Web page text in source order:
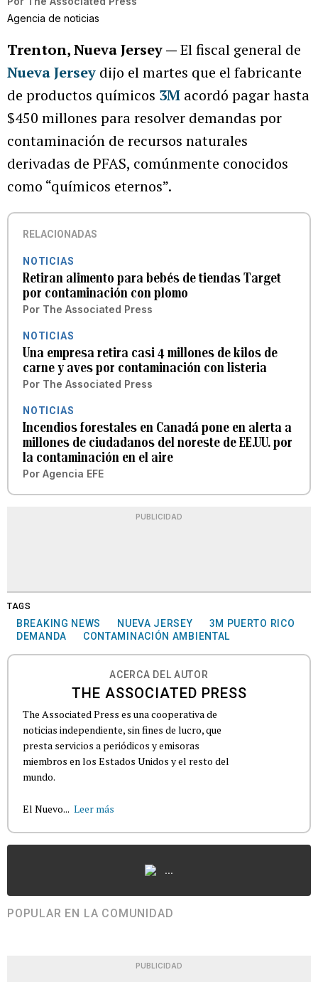
Agencia de noticias
Trenton, Nueva Jersey —El fiscal general de
Nueva Jersey dijo el martes que el fabricante
de productos químicos 3M acordó pagar hasta
$450 millones para resolver demandas por
contaminación de recursos naturales
derivadas de PFAS, comúnmente conocidos
como “químicos eternos”.
RELACIONADAS
NOTICIAS
Retiran alimento para bebés de tiendas Target
por contaminación con plomo
Por The Associated Press
NOTICIAS
Una empresa retira casi 4 millones de kilos de
carne y aves por contaminación con listeria
Por The Associated Press
NOTICIAS
Incendios forestales en Canadá pone en alerta a
millones de ciudadanos del noreste de EE.UU. por
la contaminación en el aire
Por Agencia EFE
PUBLICIDAD
TAGS
BREAKING NEWS NUEVA JERSEY
3M PUERTO RICO
DEMANDA
CONTAMINACIÓN AMBIENTAL
ACERCA DEL AUTOR
THE ASSOCIATED PRESS
The Associated Press es una cooperativa de
noticias independiente, sin fines de lucro, que
presta servicios a periódicos y emisoras
miembros en los Estados Unidos y el resto del
mundo.
El Nuevo... Leer más
...
POPULAR EN LA COMUNIDAD
PUBLICIDAD